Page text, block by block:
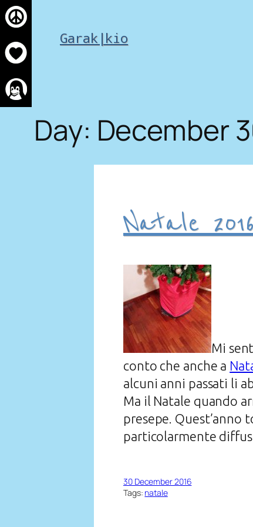
Skip
to
content
Garak|kio
Day: December
Natale 2016
Mi
conto che anche a
alcuni anni passati li
Ma il Natale quando
presepe. Quest’anno
particolarmente
30 December 2016
Tags: natale